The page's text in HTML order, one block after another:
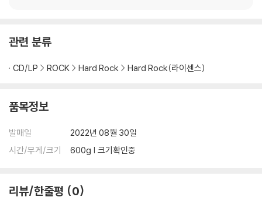
관련 분류
CD/LP ROCK Hard Rock Hard Rock(라이센스)
품목정보
발매일
2022년 08월 30일
시간/무게/크기
600g | 크기확인중
리뷰/한줄평 0